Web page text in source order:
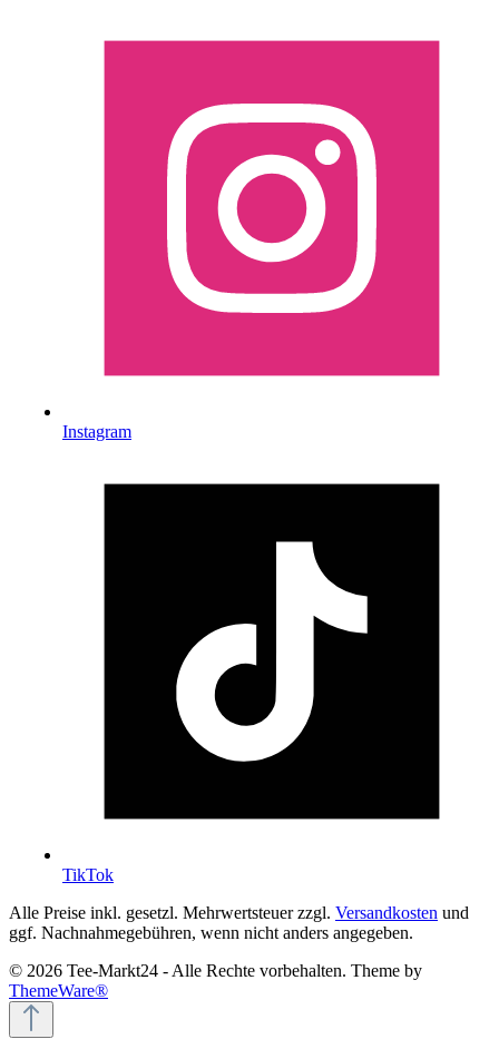
Instagram
TikTok
Alle Preise inkl. gesetzl. Mehrwertsteuer zzgl. Versandkosten und
ggf. Nachnahmegebühren, wenn nicht anders angegeben.
© 2026 Tee-Markt24 - Alle Rechte vorbehalten. Theme by
ThemeWare®